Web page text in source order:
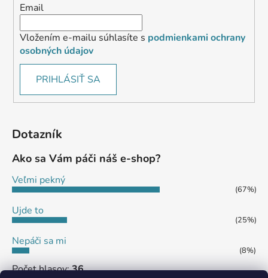
Email
Vložením e-mailu súhlasíte s podmienkami ochrany
osobných údajov
PRIHLÁSIŤ SA
Dotazník
Ako sa Vám páči náš e-shop?
Veľmi pekný
(67%)
Ujde to
(25%)
Nepáči sa mi
(8%)
Počet hlasov:36